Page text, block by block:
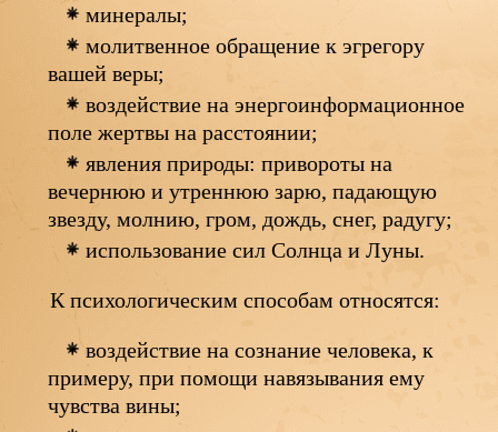
минералы;
молитвенное обращение к эгрегору
вашей веры;
воздействие на энергоинформационное
поле жертвы на расстоянии;
явления природы: привороты на
вечернюю и утреннюю зарю, падающую
звезду, молнию, гром, дождь, снег, радугу;
использование сил Солнца и Луны.
К психологическим способам относятся:
воздействие на сознание человека, к
примеру, при помощи навязывания ему
чувства вины;